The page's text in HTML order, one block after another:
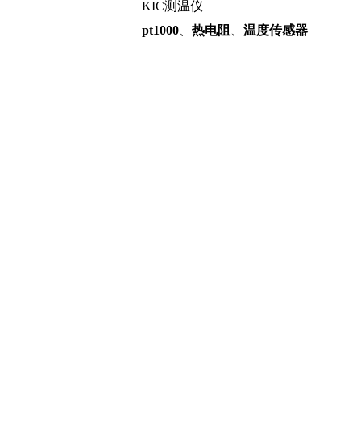
KIC测温仪
pt1000
热电阻 温度传感器